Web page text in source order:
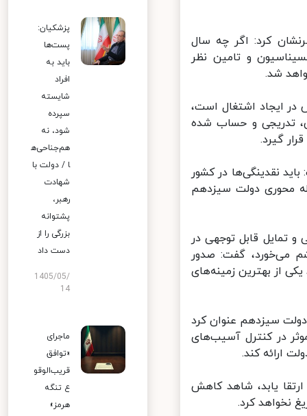
کرد: اگر چه سال
و تامین نظر
شد.
ایجاد اشتغال است،
تدریجی و حساب شده
گیرد.
نقدینگی‌ها در کشور
محوری دولت سیزدهم
تمایل قابل توجهی در
می‌خورد، گفت: صدور
از بهترین زمینه‌های
سیزدهم عنوان کرد
در کنترل آسیب‌های
ارائه کند.
یابد، شاهد کاهش
کرد.
پزشکیان:
پست‌ها
باید به
افراد
شایسته
سپرده
شود، نه
هم‌جناحی‌ه
ا / دولت با
شهادت
رهبر،
پشتوانه
بزرگی را از
دست داد
1405/05/
14
ماجرای
«توافق
قریب‌الوقو
ع تنگه
هرمز»